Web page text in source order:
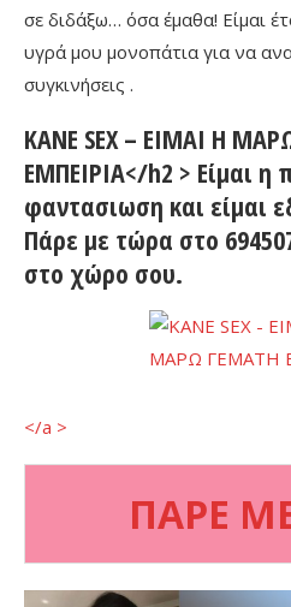
σε διδάξω… όσα έμαθα! Είμαι
υγρά μου μονοπάτια για να
συγκινήσεις .
KANE SEX – ΕΙΜΑΙ Η
ΕΜΠΕΙΡΙΑ</h2 > Είμαι η
φαντασιωση και είμαι
Πάρε με τώρα στο
στο χώρο σου.
</a >
ΠΑΡΕ